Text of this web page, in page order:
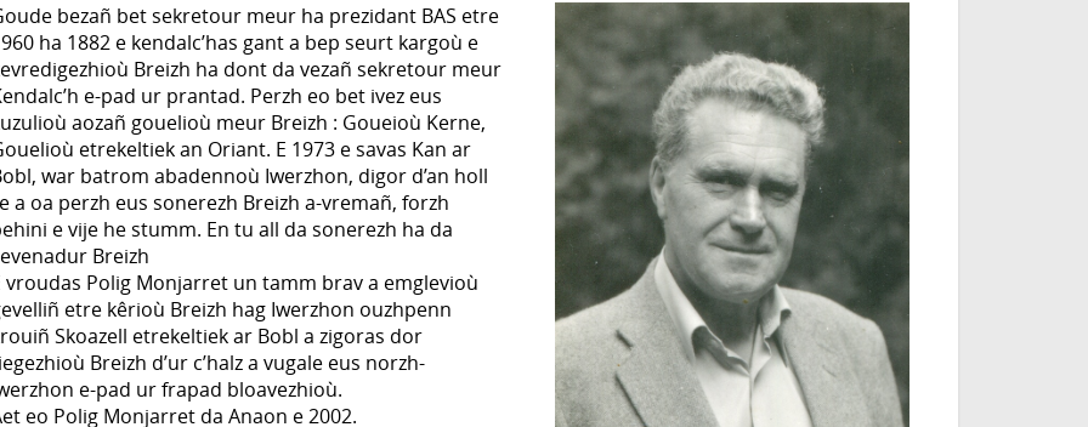
bezañ bet sekretour meur ha prezidant BAS etre
ha 1882 e kendalc’has gant a bep seurt kargoù e
Breizh ha dont da vezañ sekretour meur
e-pad ur prantad. Perzh eo bet ivez eus
aozañ gouelioù meur Breizh : Goueioù Kerne,
etrekeltiek an Oriant. E 1973 e savas Kan ar
war batrom abadennoù Iwerzhon, digor d’an holl
a oa perzh eus sonerezh Breizh a-vremañ, forzh
e vije he stumm. En tu all da sonerezh ha da
Breizh
vroudas Polig Monjarret un tamm brav a emglevioù
etre kêrioù Breizh hag Iwerzhon ouzhpenn
Skoazell etrekeltiek ar Bobl a zigoras dor
Breizh d’ur c’halz a vugale eus norzh-
e-pad ur frapad bloavezhioù.
eo Polig Monjarret da Anaon e 2002.